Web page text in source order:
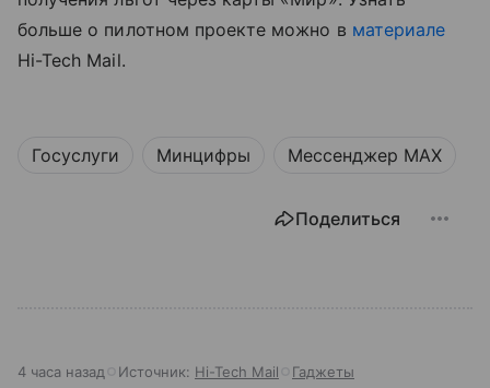
больше о пилотном проекте можно в материале
Hi-Tech Mail.
Госуслуги Минцифры Мессенджер MAX
Поделиться
4 часа назад Источник: Hi-Tech Mail Гаджеты